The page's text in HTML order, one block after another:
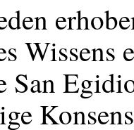
Wissens
San